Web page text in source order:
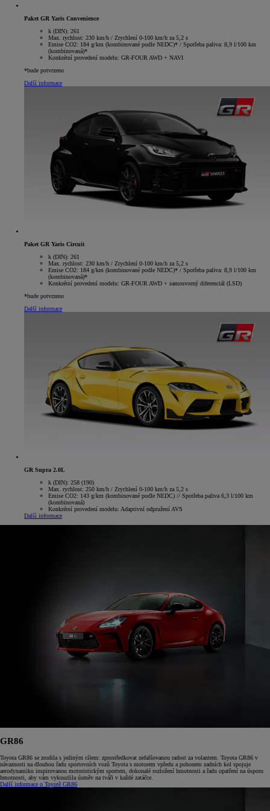
Paket GR Yaris Convenience
k (DIN): 261
Max. rychlost: 230 km/h / Zrychlení 0-100 km/h za 5,2 s
Emise CO2: 184 g/km (kombinované podle NEDC)* / Spotřeba paliva: 8,9 l/100 km
(kombinovaná)*
Konkrétní provedení modelu: GR-FOUR AWD + NAVI
*bude potvrzeno
Další informace
Paket GR Yaris Circuit
k (DIN): 261
Max. rychlost: 230 km/h / Zrychlení 0-100 km/h za 5,2 s
Emise CO2: 184 g/km (kombinované podle NEDC)* / Spotřeba paliva: 8,9 l/100 km
(kombinovaná)*
Konkrétní provedení modelu: GR-FOUR AWD + samosvorný diferenciál (LSD)
*bude potvrzeno
Další informace
GR Supra 2.0L
k (DIN): 258 (190)
Max. rychlost: 250 km/h / Zrychlení 0-100 km/h za 5,2 s
Emise CO2: 143 g/km (kombinované podle NEDC) // Spotřeba paliva 6,3 l/100 km
(kombinovaná)
Konkrétní provedení modelu: Adaptivní odpružení AVS
Další informace
GR86
Toyota GR86 se zrodila s jediným cílem: zprostředkovat nefalšovanou radost za volantem. Toyota GR86 v
návaznosti na dlouhou řadu sportovních vozů Toyota s motorem vpředu a pohonem zadních kol spojuje
aerodynamiku inspirovanou motoristickým sportem, dokonalé rozložení hmotnosti a řadu opatření na úsporu
hmotnosti, aby vám vykouzlila úsměv na tváři v každé zatáčce.
Další informace o Toyotě GR86